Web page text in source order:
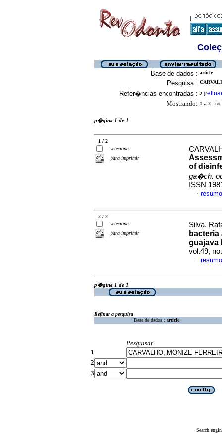
Base de dados : article
Pesquisa :
Refer�ncias encontradas : 2 [refinar
Mostrando: 1 .. 2 no
p�gina 1 de 1
1 / 2
seleciona
para imprimir
of
ga�ch.
ISSN
·
2 / 2
seleciona
para imprimir
Silva,
guajava
vol.49,
·
p�gina 1 de 1
Refinar a pesquisa
Base de dados : article
Pesquisar
1
2
3
Search